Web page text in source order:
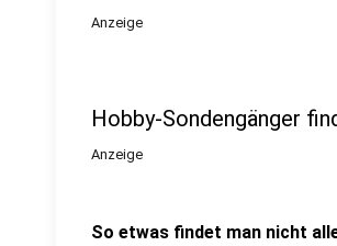
Anzeige
Hobby-Sondengänger
Anzeige
So etwas findet man nicht